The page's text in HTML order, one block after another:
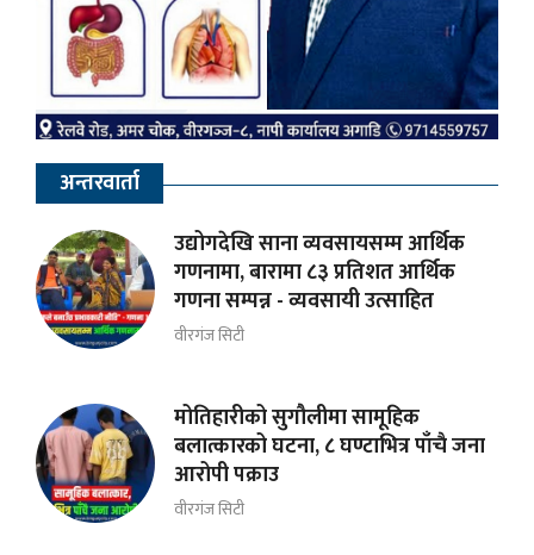
अन्तरवार्ता
उद्योगदेखि साना व्यवसायसम्म आर्थिक
गणनामा, बारामा ८३ प्रतिशत आर्थिक
गणना सम्पन्न - व्यवसायी उत्साहित
वीरगंज सिटी
मोतिहारीको सुगौलीमा सामूहिक
बलात्कारको घटना, ८ घण्टाभित्र पाँचै जना
आरोपी पक्राउ
वीरगंज सिटी